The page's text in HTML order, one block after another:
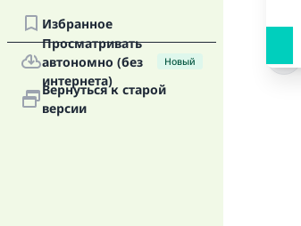
Избранное
Просматривать
автономно (без
интернета)
Новый
Вернуться к старой
версии